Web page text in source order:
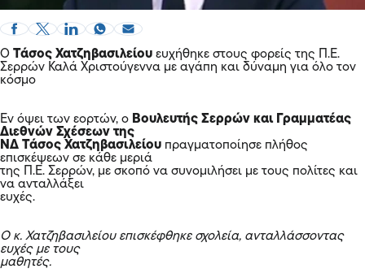
Ο Τάσος Χατζηβασιλείου ευχήθηκε στους φορείς της Π.Ε.
Σερρών Καλά Χριστούγεννα με αγάπη και δύναμη για όλο τον
κόσμο
Εν όψει των εορτών, ο Βουλευτής Σερρών και Γραμματέας
Διεθνών Σχέσεων της
ΝΔ Τάσος Χατζηβασιλείου πραγματοποίησε πλήθος
επισκέψεων σε κάθε μεριά
της Π.Ε. Σερρών, με σκοπό να συνομιλήσει με τους πολίτες και
να ανταλλάξει
ευχές.
Ο κ. Χατζηβασιλείου επισκέφθηκε σχολεία, ανταλλάσσοντας
ευχές με τους
μαθητές.